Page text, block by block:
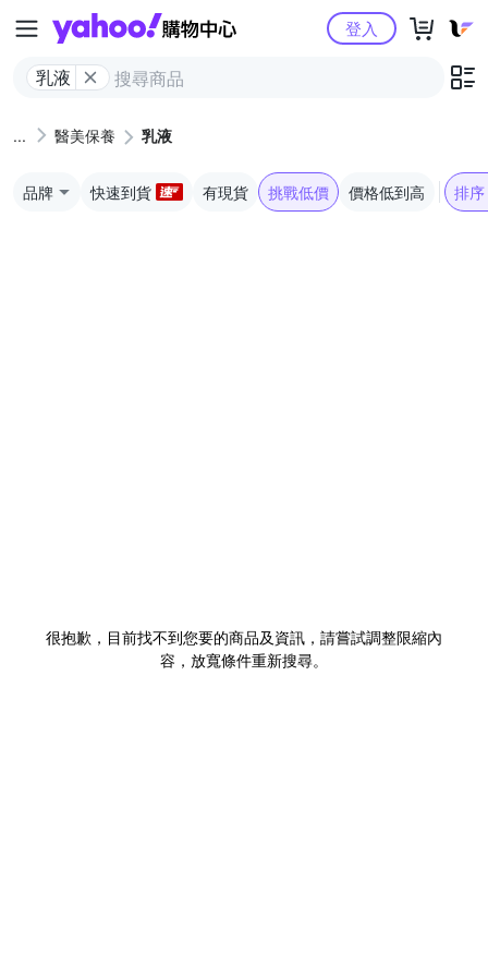
Yahoo購物中心
乳液
登入
醫美保養 乳液
品牌 快速到貨 有現貨 挑戰低價 價格低到高 排序
很抱歉，目前找不到您要的商品及資訊，請嘗試調整限縮內
容，放寬條件重新搜尋。